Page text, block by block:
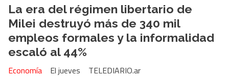
La era del régimen libertario de
Milei destruyó más de 340 mil
empleos formales y la informalidad
escaló al 44%
TELEDIARIO.ar
Economía
El jueves